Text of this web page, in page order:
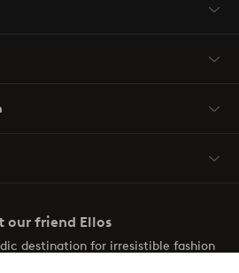
our friend Ellos
destination for irresistible fashion